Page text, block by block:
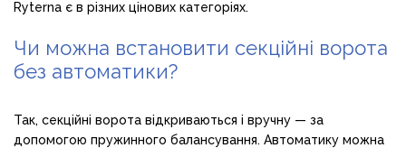
Ryterna є в різних цінових категоріях.
Чи можна встановити секційні ворота
без автоматики?
Так, секційні ворота відкриваються і вручну — за
допомогою пружинного балансування. Автоматику можна